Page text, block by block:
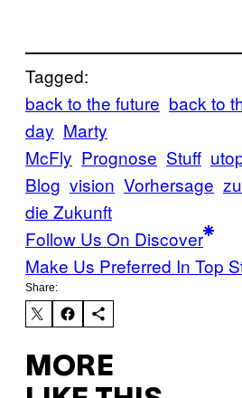
Tagged:
back to the future back to
day Marty
McFly Prognose Stuff
Blog vision Vorhersage
die Zukunft
Follow Us On Discover
Make Us Preferred In Top
Share:
MORE